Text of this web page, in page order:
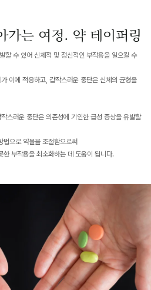
가는 여정. 약 테이퍼링
할 수 있어 신체적 및 정신적인 부작용을 일으킬 수
이에 적응하고, 갑작스러운 중단은 신체의 균형을
스러운 중단은 의존성에 기인한 급성 증상을 유발할
법으로 약물을 조절함으로써
부작용을 최소화하는 데 도움이 됩니다.